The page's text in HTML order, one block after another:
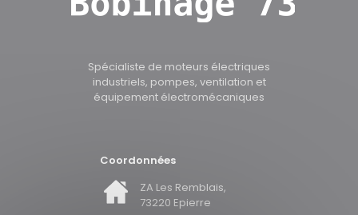
Spécialiste de moteurs électriques
industriels, pompes, ventilation et
équipement électromécaniques
Coordonnées
ZA Les Remblais,
73220 Epierre